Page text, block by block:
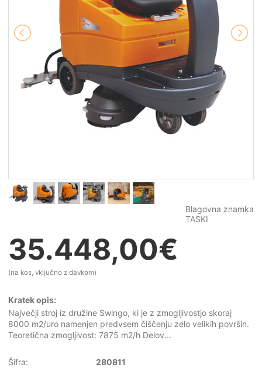
Blagovna znamka
TASKI
35.448,00€
(na kos, vključno z davkom)
Kratek opis:
Največji stroj iz družine Swingo, ki je z zmogljivostjo skoraj
8000 m2/uro namenjen predvsem čiščenju zelo velikih površin.
Teoretična zmogljivost: 7875 m2/h Delov...
Šifra: 280811